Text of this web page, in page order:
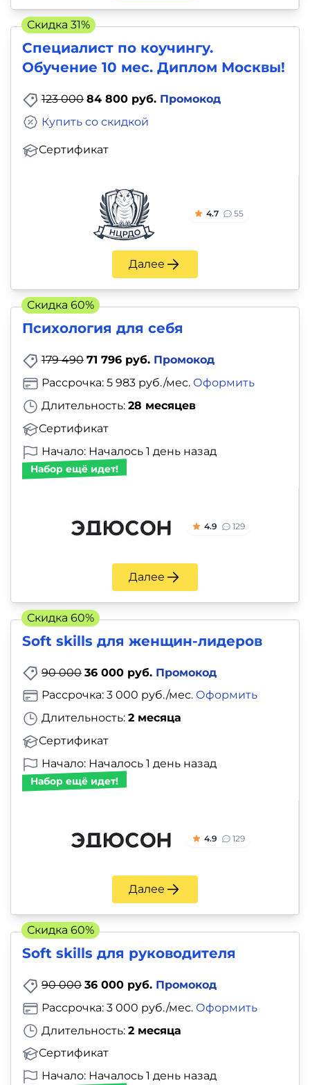
Специалист по коучингу.
Обучение 10 мес. Диплом Москвы!
123 000 84 800 руб. Промокод
Сертификат
Купить со скидкой
4.7 55
Далее
Скидка 31%
Психология для себя
179 490 71 796 руб. Промокод
Длительность: 28 месяцев
Сертификат
Рассрочка: 5 983 руб./мес. Оформить
Начало: Началось 1 день назад
Набор ещё идет!
4.9 129
Далее
Скидка 60%
Soft skills для женщин-лидеров
90 000 36 000 руб. Промокод
Длительность: 2 месяца
Сертификат
Рассрочка: 3 000 руб./мес. Оформить
Начало: Началось 1 день назад
Набор ещё идет!
4.9 129
Далее
Скидка 60%
Soft skills для руководителя
90 000 36 000 руб. Промокод
Длительность: 2 месяца
Сертификат
Рассрочка: 3 000 руб./мес. Оформить
Начало: Началось 1 день назад
Скидка 60%